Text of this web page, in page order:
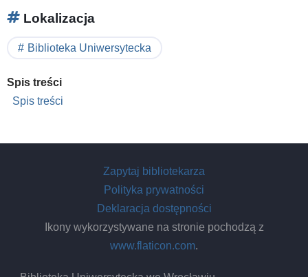
Lokalizacja
Biblioteka Uniwersytecka
Spis treści
Spis treści
Zapytaj bibliotekarza
Polityka prywatności
Deklaracja dostępności
Ikony wykorzystywane na stronie pochodzą z
www.flaticon.com.